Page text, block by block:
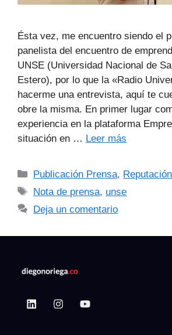
Ésta vez, me encuentro siendo el
panelista del encuentro de
UNSE (Universidad Nacional de
Estero), por lo que la «Radio
hacerme una entrevista, aquí te
obre la misma. En primer lugar
experiencia en la plataforma
situación en … Leer más
Publicación Prensa, Reputación
Nota de prensa, unse
Deja un comentario